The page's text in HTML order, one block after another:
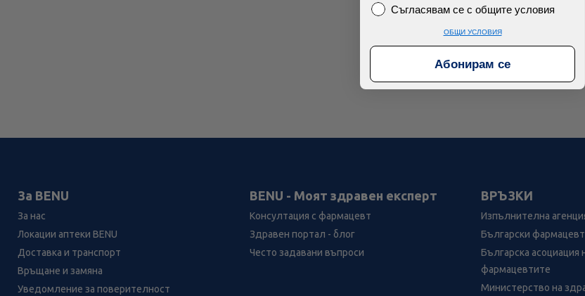
За BENU
За нас
Локации аптеки BENU
Доставка и транспорт
Връщане и замяна
Уведомление за поверителност
BENU - Моят здравен експерт
Консултация с фармацевт
Здравен портал - блог
Често задавани въпроси
ВРЪЗКИ
Изпълнителна
Български
Българска
фармацевтите
Министерство на
Съгласявам се с общите условия
Съгласявам се с общите условия
ОБЩИ УСЛОВИЯ
Абонирам се